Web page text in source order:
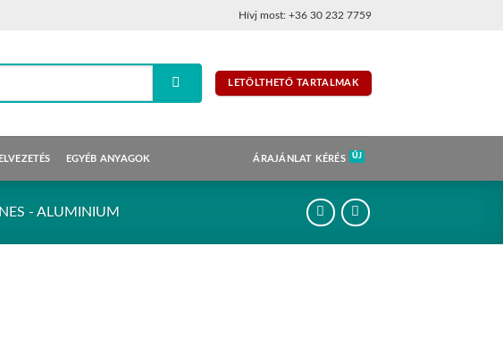
Hívj most: +36 30 232 7759
LETÖLTHETŐ TARTALMAK
EGYÉB ANYAGOK ÁRAJÁNLAT KÉRÉS
- ALUMINIUM